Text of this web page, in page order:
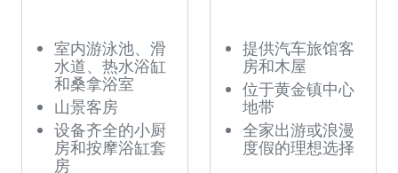
室内游泳池、滑
水道、热水浴缸
和桑拿浴室
山景客房
设备齐全的小厨
房和按摩浴缸套
房
提供汽车旅馆客
房和木屋
位于黄金镇中心
地带
全家出游或浪漫
度假的理想选择